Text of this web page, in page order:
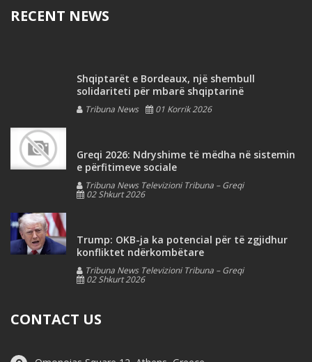
RECENT NEWS
Shqiptarët e Bordeaux, një shembull
solidariteti për mbarë shqiptarinë
Tribuna News 01 Korrik 2026
Greqi 2026: Ndryshime të mëdha në sistemin
e përfitimeve sociale
Tribuna News Televizioni Tribuna – Greqi
02 Shkurt 2026
Trump: OKB-ja ka potencial për të zgjidhur
konfliktet ndërkombëtare
Tribuna News Televizioni Tribuna – Greqi
02 Shkurt 2026
CONTACT US